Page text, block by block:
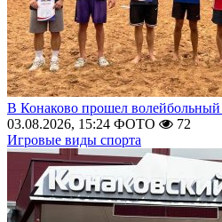
В Конаково прошел
03.08.2026, 15:24 ФОТО
72
Игровые виды спорта